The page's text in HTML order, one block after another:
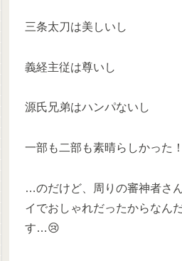
三条太刀は美しいし
義経主従は尊いし
源氏兄弟はハンパないし
一部も二部も素晴らしかった
…のだけど、周りの審神者さ
イでおしゃれだったからなん
す…😢